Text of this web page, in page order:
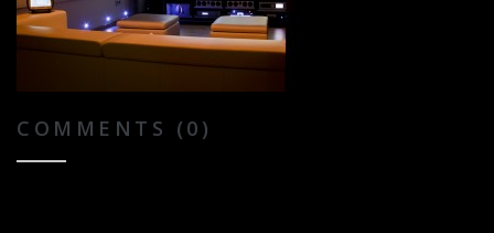
COMMENTS (0)